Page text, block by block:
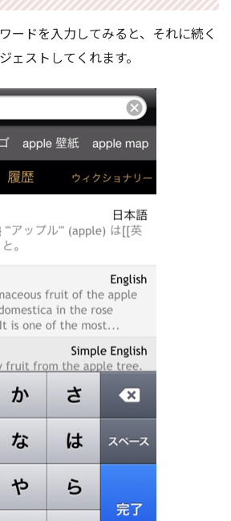
ードを入力してみると、それに続く
ェストしてくれます。